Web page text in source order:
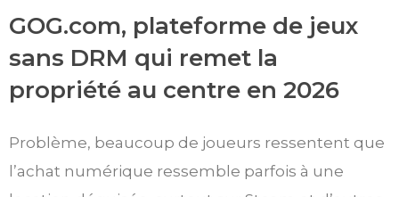
GOG.com, plateforme de jeux
sans DRM qui remet la
propriété au centre en 2026
Problème, beaucoup de joueurs ressentent que
l’achat numérique ressemble parfois à une